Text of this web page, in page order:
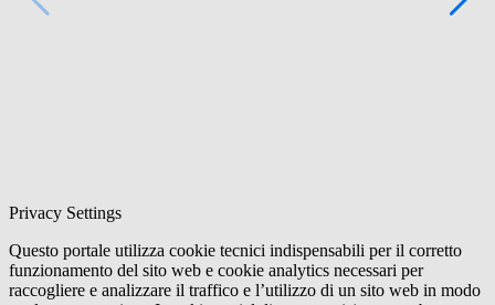
Privacy Settings
Questo portale utilizza cookie tecnici indispensabili per il corretto
funzionamento del sito web e cookie analytics necessari per
raccogliere e analizzare il traffico e l’utilizzo di un sito web in modo